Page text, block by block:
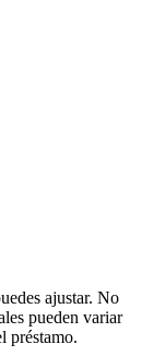
ajustar. No
pueden variar
préstamo.